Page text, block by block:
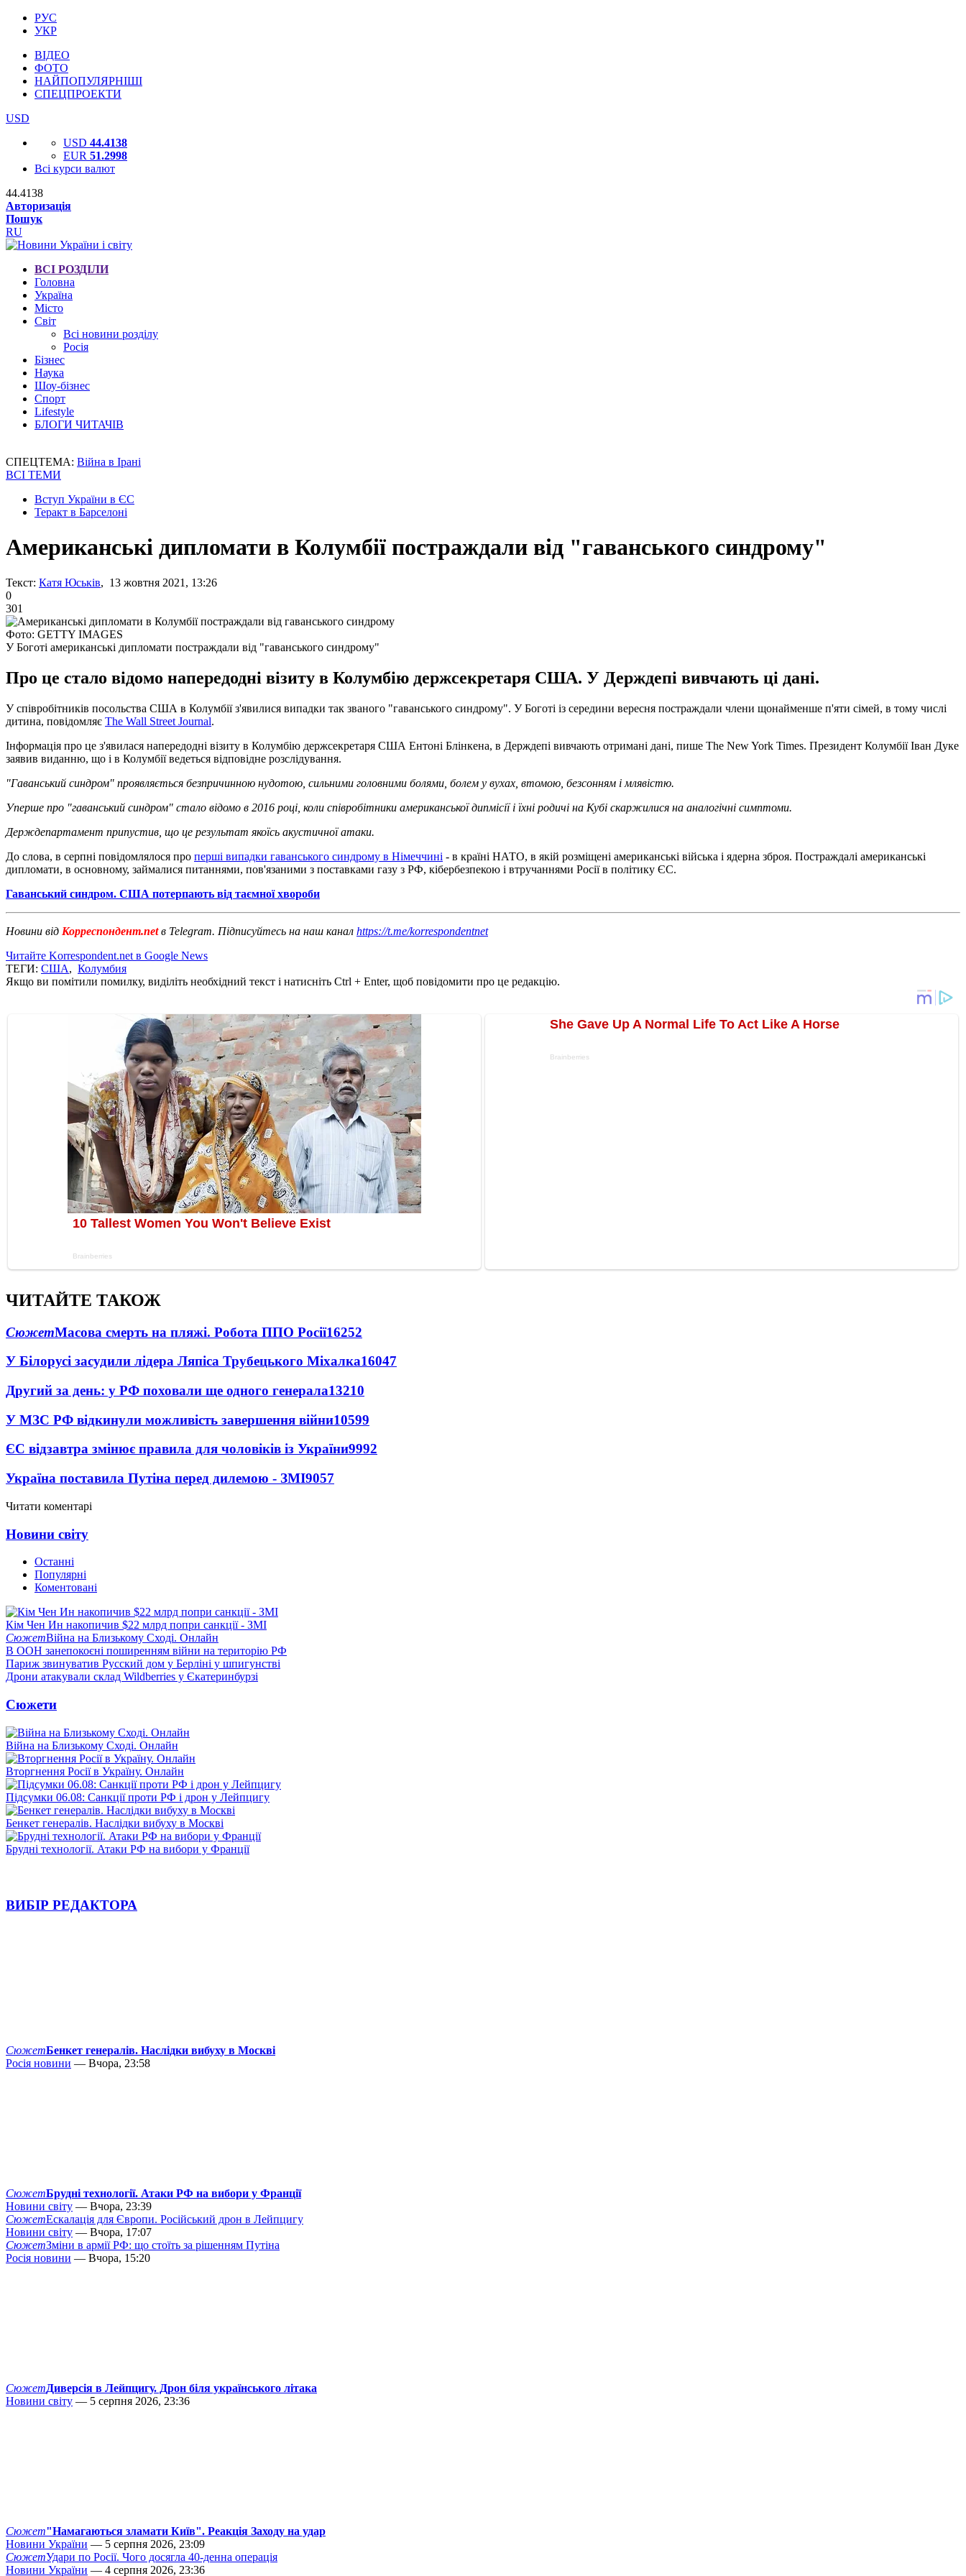
РУС
УКР
ВІДЕО
ФОТО
НАЙПОПУЛЯРНІШІ
СПЕЦПРОЕКТИ
USD
USD 44.4138
EUR 51.2998
Всі курси валют
44.4138
Авторизація
Пошук
RU
ВСІ РОЗДІЛИ
Головна
Україна
Місто
Світ
Всі новини розділу
Росія
Бізнес
Наука
Шоу-бізнес
Спорт
Lifestyle
БЛОГИ ЧИТАЧІВ
СПЕЦТЕМА: Війна в Ірані
ВСІ ТЕМИ
Вступ України в ЄС
Теракт в Барселоні
Американські дипломати в Колумбії постраждали від "гаванського синдрому"
Текст: Катя Юськів, 13 жовтня 2021, 13:26
0
301
Фото: GETTY IMAGES
У Боготі американські дипломати постраждали від "гаванського синдрому"
Про це стало відомо напередодні візиту в Колумбію держсекретаря США. У Держдепі вивчають ці дані.
У співробітників посольства США в Колумбії з'явилися випадки так званого "гаванського синдрому". У Боготі із середини вересня постраждали члени щонайменше п'яти сімей, в тому числі
дитина, повідомляє Тhe Wall Street Journal.
Інформація про це з'явилася напередодні візиту в Колумбію держсекретаря США Ентоні Блінкена, в Держдепі вивчають отримані дані, пише The New York Times. Президент Колумбії Іван Дуке
заявив виданню, що і в Колумбії ведеться відповідне розслідування.
"Гаванський синдром" проявляється безпричинною нудотою, сильними головними болями, болем у вухах, втомою, безсонням і млявістю.
Уперше про "гаванський синдром" стало відомо в 2016 році, коли співробітники американської дипмісії і їхні родичі на Кубі скаржилися на аналогічні симптоми.
Держдепартамент припустив, що це результат якоїсь акустичної атаки.
До слова, в серпні повідомлялося про перші випадки гаванського синдрому в Німеччині - в країні НАТО, в якій розміщені американські війська і ядерна зброя. Постраждалі американські
дипломати, в основному, займалися питаннями, пов'язаними з поставками газу з РФ, кібербезпекою і втручаннями Росії в політику ЄС.
Гаванський синдром. США потерпають від таємної хвороби
Новини від Корреспондент.netв Telegram. Підписуйтесь на наш канал https://t.me/korrespondentnet
Читайте Korrespondent.net в Google News
ТЕГИ: США, Колумбия
Якщо ви помітили помилку, виділіть необхідний текст і натисніть Ctrl + Enter, щоб повідомити про це редакцію.
ЧИТАЙТЕ ТАКОЖ
СюжетМасова смерть на пляжі. Робота ППО Росії16252
У Білорусі засудили лідера Ляпіса Трубецького Міхалка16047
Другий за день: у РФ поховали ще одного генерала13210
У МЗС РФ відкинули можливість завершення війни10599
ЄС відзавтра змінює правила для чоловіків із України9992
Україна поставила Путіна перед дилемою - ЗМІ9057
Читати коментарі
Новини світу
Останні
Популярні
Коментовані
Кім Чен Ин накопичив $22 млрд попри санкції - ЗМІ
СюжетВійна на Близькому Сході. Онлайн
В ООН занепокоєні поширенням війни на територію РФ
Париж звинуватив Русский дом у Берліні у шпигунстві
Дрони атакували склад Wildberries у Єкатеринбурзі
Сюжети
Війна на Близькому Сході. Онлайн
Вторгнення Росії в Україну. Онлайн
Підсумки 06.08: Санкції проти РФ і дрон у Лейпцигу
Бенкет генералів. Наслідки вибуху в Москві
Брудні технології. Атаки РФ на вибори у Франції
ВИБІР РЕДАКТОРА
СюжетБенкет генералів. Наслідки вибуху в Москві
Росія новини — Вчора, 23:58
СюжетБрудні технології. Атаки РФ на вибори у Франції
Новини світу — Вчора, 23:39
СюжетЕскалація для Європи. Російський дрон в Лейпцигу
Новини світу — Вчора, 17:07
СюжетЗміни в армії РФ: що стоїть за рішенням Путіна
Росія новини — Вчора, 15:20
СюжетДиверсія в Лейпцигу. Дрон біля українського літака
Новини світу — 5 серпня 2026, 23:36
Сюжет"Намагаються зламати Київ". Реакція Заходу на удар
Новини України — 5 серпня 2026, 23:09
СюжетУдари по Росії. Чого досягла 40-денна операція
Новини України — 4 серпня 2026, 23:36